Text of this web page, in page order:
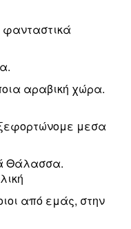
αραβική χώρα.
μεσα
Θάλασσα.
από εμάς, στην